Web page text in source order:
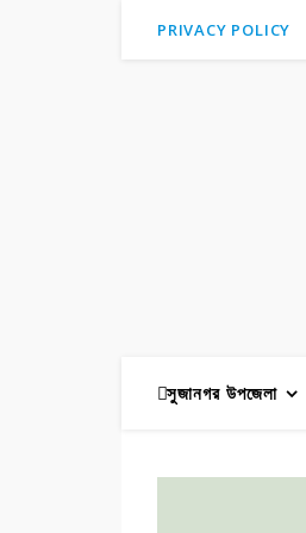
PRIVACY POLICY
সুজানগর উপজেলা